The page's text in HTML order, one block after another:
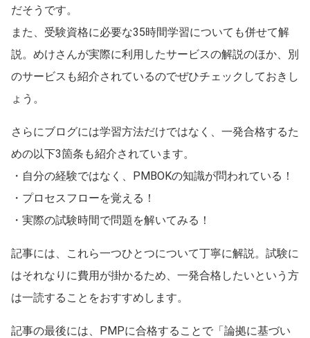
だそうです。
また、受験資格に必要な35時間学習についても併せて解
説。めけさんが実際に利用したサービスの解説のほか、別
のサービスも紹介されているのでぜひチェックしておきし
ょう。
さらにブログには学習方法だけではなく、一発合格するた
めの以下3箇条も紹介されています。
・自分の経験ではなく、PMBOKの知識が問われている！
・プロセスフローを覚える！
・実際の試験時間で問題を解いてみる！
記事には、これら一つひとつについて丁寧に解説。試験に
はそれなりに費用が掛かるため、一発合格したいという方
は一読することをおすすめします。
記事の最後には、PMPに合格することで「論拠に基づい